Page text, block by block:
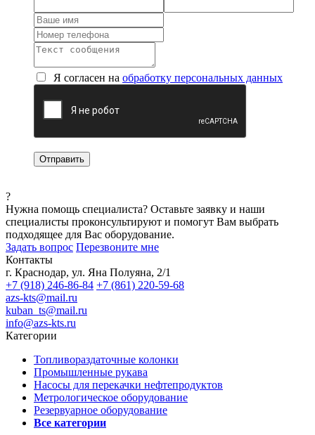
Я согласен на обработку персональных данных
?
Нужна помощь специалиста? Оставьте заявку и наши
специалисты проконсультируют и помогут Вам выбрать
подходящее для Вас оборудование.
Задать вопрос Перезвоните мне
Контакты
г. Краснодар, ул. Яна Полуяна, 2/1
+7 (918) 246-86-84 +7 (861) 220-59-68
azs-kts@mail.ru
kuban_ts@mail.ru
info@azs-kts.ru
Категории
Топливораздаточные колонки
Промышленные рукава
Насосы для перекачки нефтепродуктов
Метрологическое оборудование
Резервуарное оборудование
Все категории